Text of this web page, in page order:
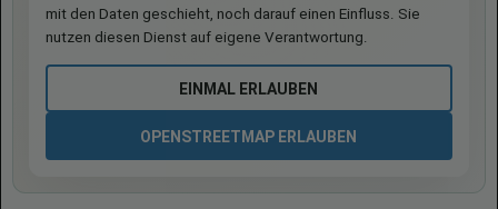
mit den Daten geschieht, noch darauf einen Einfluss. Sie
nutzen diesen Dienst auf eigene Verantwortung.
EINMAL ERLAUBEN
OPENSTREETMAP ERLAUBEN